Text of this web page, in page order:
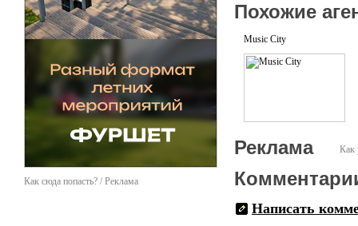
Как сюда попасть? / Реклама
Похожие
Music City
Как
Реклама
Написать